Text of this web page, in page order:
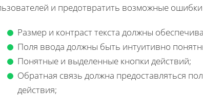
и предотвратить возможные
Размер и контраст текста должны
Поля ввода должны быть интуитивно
Понятные и выделенные кнопки действий;
Обратная связь должна предоставляться
действия;